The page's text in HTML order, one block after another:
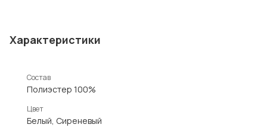
Характеристики
Состав
Полиэстер 100%
Цвет
Белый, Сиреневый